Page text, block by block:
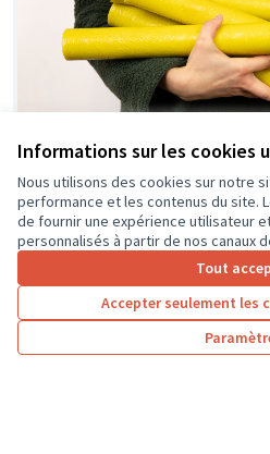
Informations sur les cookies
Nous utilisons des cookies sur notre
performance et les contenus du site.
de fournir une expérience utilisateur
personnalisés à partir de nos canaux
Tout
Accepter seulement les
Innover pour recycler
circuit court !
Savez-vous que 80% des
l'homme n'ont été ni recyclés
matériau met...
Environnement et cadre de vie